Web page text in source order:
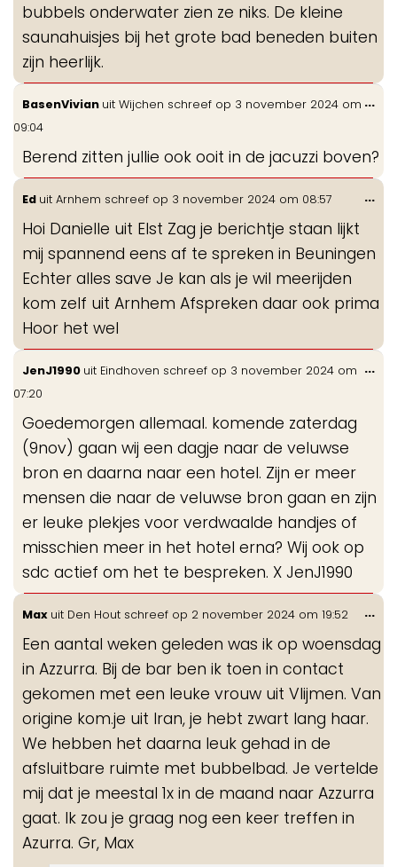
bubbels onderwater zien ze niks. De kleine
saunahuisjes bij het grote bad beneden buiten
zijn heerlijk.
BasenVivian uit Wijchen schreef op 3 november 2024 om
09:04
Berend zitten jullie ook ooit in de jacuzzi boven?
...
Ed uit Arnhem schreef op 3 november 2024 om 08:57
Hoi Danielle uit Elst Zag je berichtje staan lijkt
mij spannend eens af te spreken in Beuningen
Echter alles save Je kan als je wil meerijden
kom zelf uit Arnhem Afspreken daar ook prima
Hoor het wel
...
JenJ1990 uit Eindhoven schreef op 3 november 2024 om
07:20
Goedemorgen allemaal. komende zaterdag
(9nov) gaan wij een dagje naar de veluwse
bron en daarna naar een hotel. Zijn er meer
mensen die naar de veluwse bron gaan en zijn
er leuke plekjes voor verdwaalde handjes of
misschien meer in het hotel erna? Wij ook op
sdc actief om het te bespreken. X JenJ1990
...
Max uit Den Hout schreef op 2 november 2024 om 19:52
Een aantal weken geleden was ik op woensdag
in Azzurra. Bij de bar ben ik toen in contact
gekomen met een leuke vrouw uit Vlijmen. Van
origine kom.je uit Iran, je hebt zwart lang haar.
We hebben het daarna leuk gehad in de
afsluitbare ruimte met bubbelbad. Je vertelde
mij dat je meestal 1x in de maand naar Azzurra
gaat. Ik zou je graag nog een keer treffen in
Azurra. Gr, Max
...